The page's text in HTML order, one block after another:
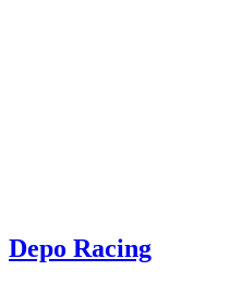
Depo Racing